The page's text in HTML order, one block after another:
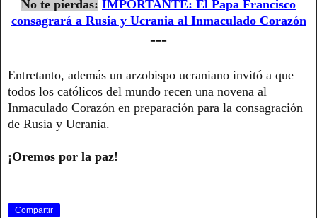
No te pierdas: IMPORTANTE: El Papa Francisco
consagrará a Rusia y Ucrania al Inmaculado Corazón
---
Entretanto, además un arzobispo ucraniano invitó a que
todos los católicos del mundo recen una novena al
Inmaculado Corazón en preparación para la consagración
de Rusia y Ucrania.
¡Oremos por la paz!
Compartir